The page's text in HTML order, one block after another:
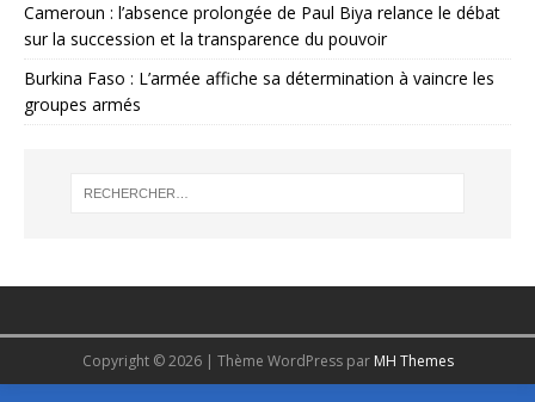
Cameroun : l’absence prolongée de Paul Biya relance le débat
sur la succession et la transparence du pouvoir
Burkina Faso : L’armée affiche sa détermination à vaincre les
groupes armés
Copyright © 2026 | Thème WordPress par MH Themes